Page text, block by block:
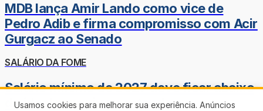
MDB lança Amir Lando como vice de
Pedro Adib e firma compromisso com Acir
Gurgacz ao Senado
SALÁRIO DA FOME
Salário mínimo de 2027 deve ficar abaixo
do ideal para viver; entenda
Usamos cookies para melhorar sua experiência. Anúncios